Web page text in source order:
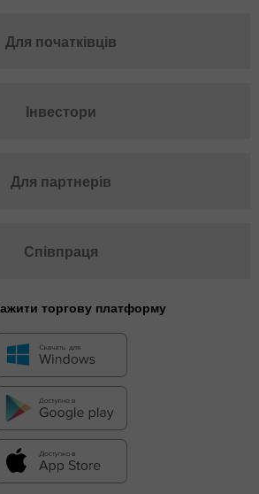
Для початківців
Інвестори
Для партнерів
Співпраця
торгову платформу